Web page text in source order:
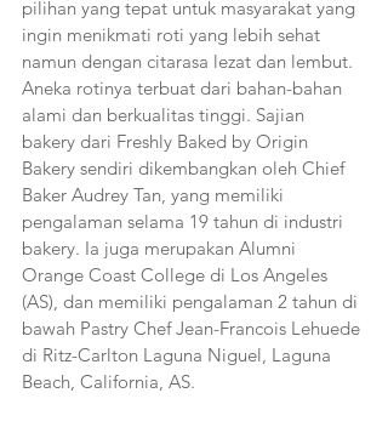
pilihan yang tepat untuk masyarakat yang
ingin menikmati roti yang lebih sehat
namun dengan citarasa lezat dan lembut.
Aneka rotinya terbuat dari bahan-bahan
alami dan berkualitas tinggi. Sajian
bakery dari Freshly Baked by Origin
Bakery sendiri dikembangkan oleh Chief
Baker Audrey Tan, yang memiliki
pengalaman selama 19 tahun di industri
bakery. Ia juga merupakan Alumni
Orange Coast College di Los Angeles
(AS), dan memiliki pengalaman 2 tahun di
bawah Pastry Chef Jean-Francois Lehuede
di Ritz-Carlton Laguna Niguel, Laguna
Beach, California, AS.